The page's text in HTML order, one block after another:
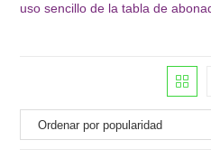
uso sencillo de la tabla de